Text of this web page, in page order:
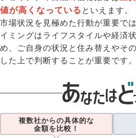
値が高くなっている といえます。
市場状況を見極めた行動が重要で
イミングはライフスタイルや経済
め、ご自身の状況と住み替えやそ
した上で判断することが重要です。
複数社からの具体的な
金額を比較！